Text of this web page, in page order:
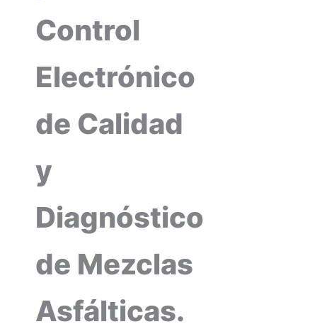
Control
Electrónico
de Calidad
y
Diagnóstico
de Mezclas
Asfálticas.